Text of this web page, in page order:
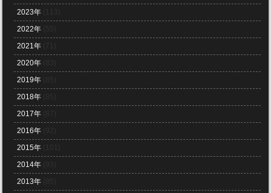
2023年
2022年
2021年
2020年
2019年
2018年
2017年
2016年
2015年
2014年
2013年